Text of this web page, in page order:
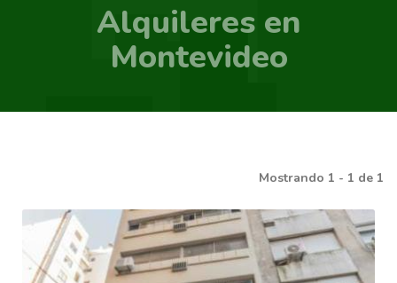
Alquileres en
Montevideo
Mostrando 1 - 1 de 1